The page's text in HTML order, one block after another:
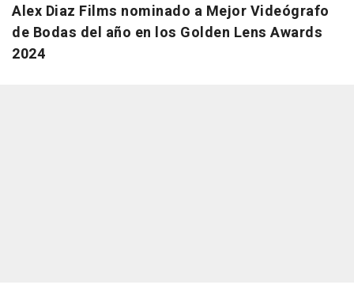
Alex Diaz Films nominado a Mejor Videógrafo
de Bodas del año en los Golden Lens Awards
2024